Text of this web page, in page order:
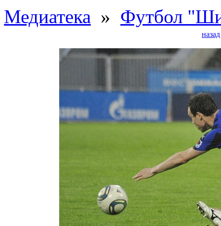
Медиатека » Футбол
назад